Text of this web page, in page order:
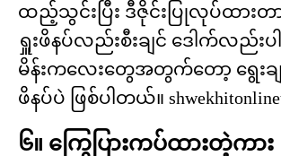
ထည့်သွင်းပြီး ဒီဇိုင်းပြုလုပ်ထားတ
ရှူးဖိနပ်လည်းစီးချင် ဒေါက်လည်းပ
မိန်းကလေးတွေအတွက်တော့ ရွေး
ဖိနပ်ပဲ ဖြစ်ပါတယ်။
၆။ ကြွေပြားကပ်ထားတဲ့ကား